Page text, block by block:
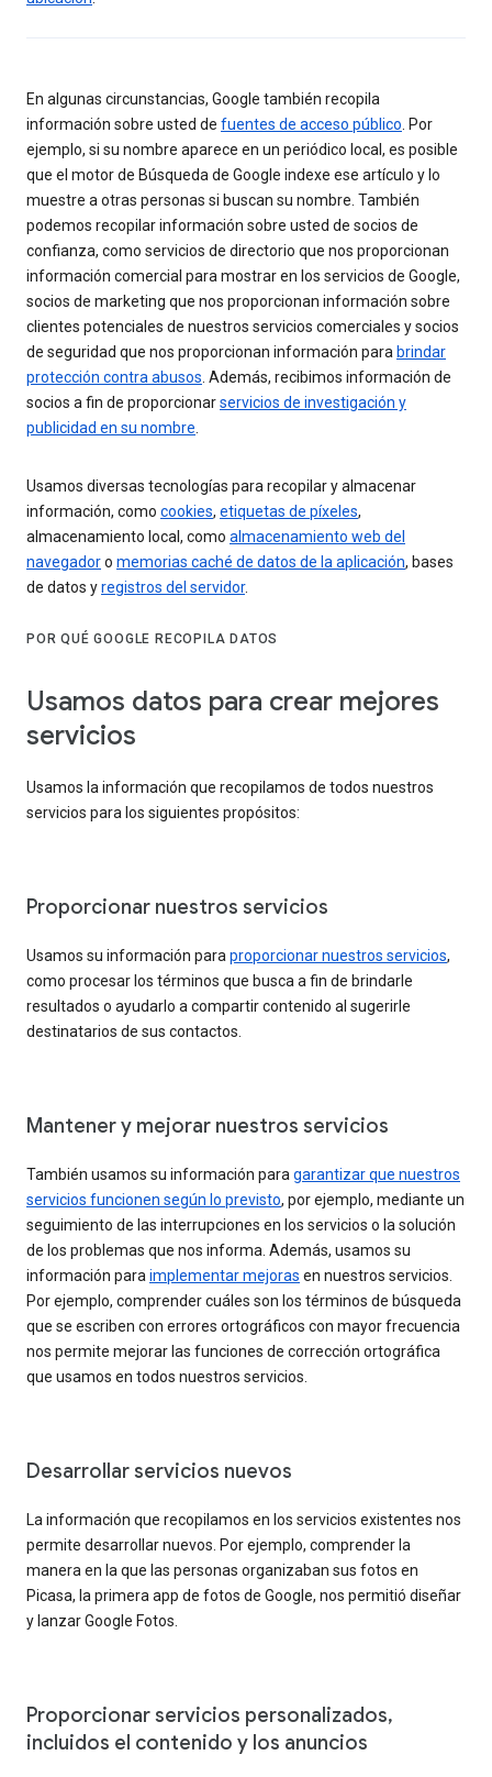
En algunas circunstancias, Google también recopila
información sobre usted de fuentes de acceso público. Por
ejemplo, si su nombre aparece en un periódico local, es posible
que el motor de Búsqueda de Google indexe ese artículo y lo
muestre a otras personas si buscan su nombre. También
podemos recopilar información sobre usted de socios de
confianza, como servicios de directorio que nos proporcionan
información comercial para mostrar en los servicios de Google,
socios de marketing que nos proporcionan información sobre
clientes potenciales de nuestros servicios comerciales y socios
de seguridad que nos proporcionan información para brindar
protección contra abusos. Además, recibimos información de
socios a fin de proporcionarservicios de investigación y
publicidad en su nombre.
Usamos diversas tecnologías para recopilar y almacenar
información, como cookies, etiquetas de píxeles,
almacenamiento local, como almacenamiento web del
navegadoro memorias caché de datos de la aplicación, bases
de datos yregistros del servidor.
POR QUÉ GOOGLE RECOPILA DATOS
Usamos datos para crear mejores
servicios
Usamos la información que recopilamos de todos nuestros
servicios para los siguientes propósitos:
Proporcionar nuestros servicios
Usamos su información para proporcionar nuestros servicios,
como procesar los términos que busca a fin de brindarle
resultados o ayudarlo a compartir contenido al sugerirle
destinatarios de sus contactos.
Mantener y mejorar nuestros servicios
También usamos su información para garantizar que nuestros
servicios funcionen según lo previsto, por ejemplo, mediante un
seguimiento de las interrupciones en los servicios o la solución
de los problemas que nos informa. Además, usamos su
información para implementar mejoras en nuestros servicios.
Por ejemplo, comprender cuáles son los términos de búsqueda
que se escriben con errores ortográficos con mayor frecuencia
nos permite mejorar las funciones de corrección ortográfica
que usamos en todos nuestros servicios.
Desarrollar servicios nuevos
La información que recopilamos en los servicios existentes nos
permite desarrollar nuevos. Por ejemplo, comprender la
manera en la que las personas organizaban sus fotos en
Picasa, la primera app de fotos de Google, nos permitió diseñar
y lanzar Google Fotos.
Proporcionar servicios personalizados,
incluidos el contenido y los anuncios